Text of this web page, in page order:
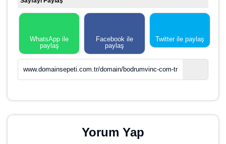
Sayfayı Paylaş
WhatsApp ile
paylaş
Facebook ile
paylaş
Twitter ile paylaş
www.domainsepeti.com.tr/domain/bodrumvinc-com-tr
Yorum Yap